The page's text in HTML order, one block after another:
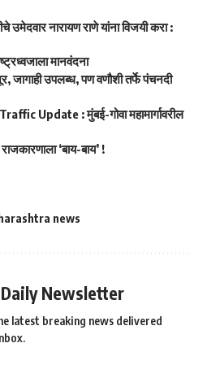
उमेदवार नारायण राणे यांना विजयी करा :
मानवंदना
जागाही उपलब्ध, पण वणौशी तर्फे पंचनदी
Update : मुंबई-गोवा महामार्गावरील
‘बाय-बाय’ !
news
Newsletter
latest breaking news delivered